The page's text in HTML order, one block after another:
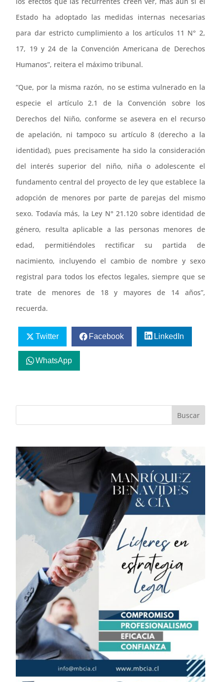
Estado ha adoptado las medidas internas necesarias
para dar estricto cumplimiento a los artículos 11 N° 2,
17, 19 y 24 de la Convención Americana de Derechos
Humanos”, reitera el máximo tribunal.
“Que, por la misma razón, no se estima vulnerado en la
especie el artículo 2.1 de la Convención sobre los
Derechos del Niño, conforme se asevera en el recurso
de apelación, ni tampoco su artículo 8 (derecho a la
identidad), pues precisamente ha sido la consideración
del interés superior del niño, niña o adolescente el
fundamento central del proyecto de ley que establece la
adopción de menores por parte de parejas del mismo
sexo. Todavía más, la Ley N° 21.120 sobre identidad de
género, resulta aplicable a las personas menores de
edad, permitiéndoles rectificar su partida de
nacimiento, incluyendo el cambio de nombre y sexo
registral para todos los efectos legales, siempre que se
trate de menores de 18 y mayores de 14 años”,
recuerda.
Twitter Facebook LinkedIn
WhatsApp